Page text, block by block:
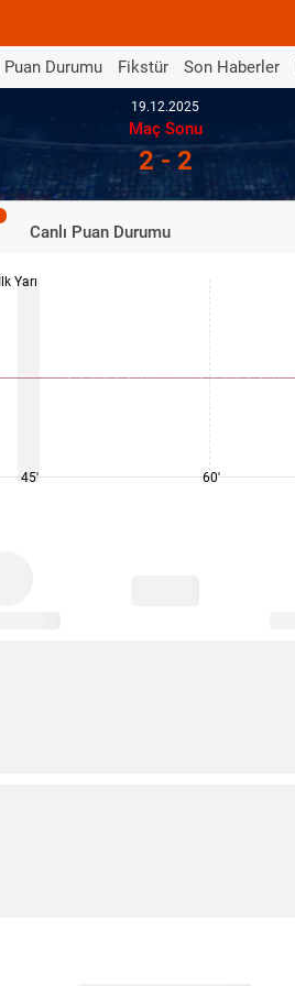
Puan Durumu Fikstür Son Haberler
19.12.2025
Maç Sonu
2 - 2
Canlı Puan Durumu
İlk Yarı
45' 60'